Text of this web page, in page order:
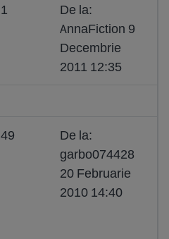
1
De la:
AnnaFiction 9
Decembrie
2011 12:35
49
De la:
garbo074428
20 Februarie
2010 14:40